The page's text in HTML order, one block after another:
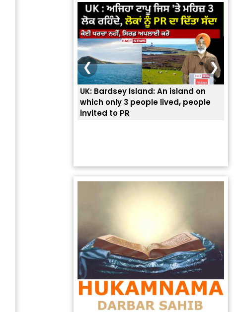
UK: Bardsey Island: An island on
which only 3 people lived, people
invited to PR
❮ ❯